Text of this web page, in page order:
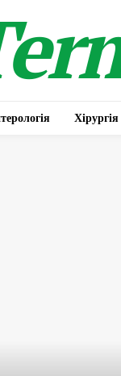
Хірургія